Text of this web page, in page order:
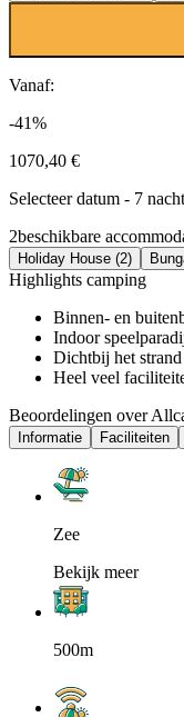
Vanaf:
-41%
1070,40 €
Selecteer datum - 7
2beschikbare
Holiday House (2)
Highlights camping
Binnen- en
Indoor
Dichtbij het strand
Heel veel
Beoordelingen over
Informatie Faciliteiten
Zee
Bekijk meer
500m